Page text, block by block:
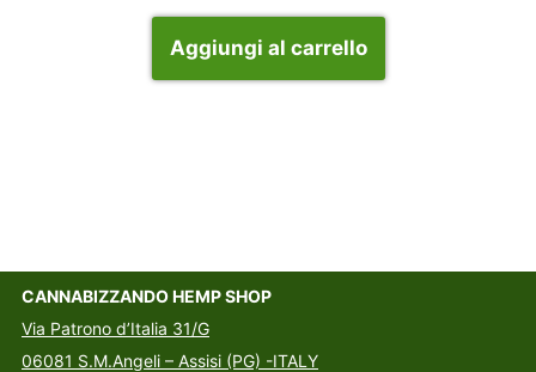
Aggiungi al carrello
CANNABIZZANDO HEMP SHOP
Via Patrono d’Italia 31/G
06081 S.M.Angeli – Assisi (PG) -ITALY